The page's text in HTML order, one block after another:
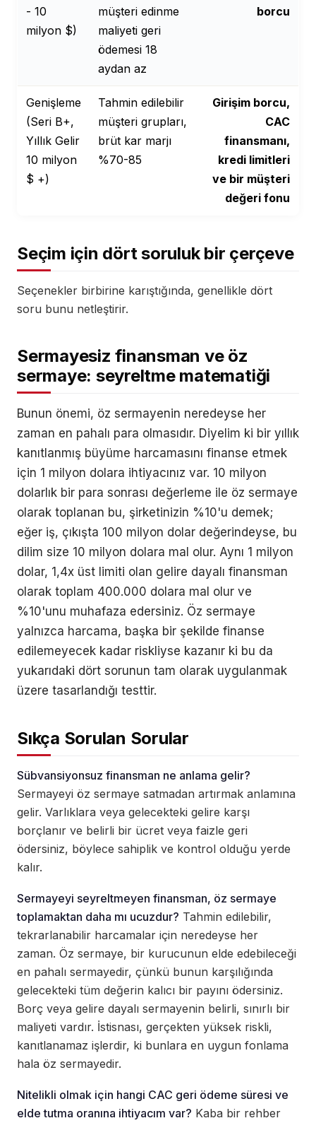
- 10
milyon $)
müşteri edinme
maliyeti geri
ödemesi 18
aydan az
borcu
Genişleme
(Seri B+,
Yıllık Gelir
10 milyon
$ +)
Tahmin edilebilir
müşteri grupları,
brüt kar marjı
%70-85
Girişim borcu,
CAC
finansmanı,
kredi limitleri
ve bir müşteri
değeri fonu
Seçim için dört soruluk bir çerçeve
Seçenekler birbirine karıştığında, genellikle dört
soru bunu netleştirir.
Sermayesiz finansman ve öz
sermaye: seyreltme matematiği
Bunun önemi, öz sermayenin neredeyse her
zaman en pahalı para olmasıdır. Diyelim ki bir yıllık
kanıtlanmış büyüme harcamasını finanse etmek
için 1 milyon dolara ihtiyacınız var. 10 milyon
dolarlık bir para sonrası değerleme ile öz sermaye
olarak toplanan bu, şirketinizin %10'u demek;
eğer iş, çıkışta 100 milyon dolar değerindeyse, bu
dilim size 10 milyon dolara mal olur. Aynı 1 milyon
dolar, 1,4x üst limiti olan gelire dayalı finansman
olarak toplam 400.000 dolara mal olur ve
%10'unu muhafaza edersiniz. Öz sermaye
yalnızca harcama, başka bir şekilde finanse
edilemeyecek kadar riskliyse kazanır ki bu da
yukarıdaki dört sorunun tam olarak uygulanmak
üzere tasarlandığı testtir.
Sıkça Sorulan Sorular
Sübvansiyonsuz finansman ne anlama gelir?
Sermayeyi öz sermaye satmadan artırmak anlamına
gelir. Varlıklara veya gelecekteki gelire karşı
borçlanır ve belirli bir ücret veya faizle geri
ödersiniz, böylece sahiplik ve kontrol olduğu yerde
kalır.
Sermayeyi seyreltmeyen finansman, öz sermaye
toplamaktan daha mı ucuzdur? Tahmin edilebilir,
tekrarlanabilir harcamalar için neredeyse her
zaman. Öz sermaye, bir kurucunun elde edebileceği
en pahalı sermayedir, çünkü bunun karşılığında
gelecekteki tüm değerin kalıcı bir payını ödersiniz.
Borç veya gelire dayalı sermayenin belirli, sınırlı bir
maliyeti vardır. İstisnası, gerçekten yüksek riskli,
kanıtlanamaz işlerdir, ki bunlara en uygun fonlama
hala öz sermayedir.
Nitelikli olmak için hangi CAC geri ödeme süresi ve
elde tutma oranına ihtiyacım var? Kaba bir rehber